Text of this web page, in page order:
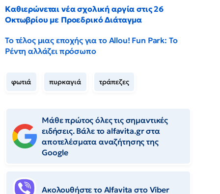
Καθιερώνεται νέα σχολική αργία στις 26
Οκτωβρίου με Προεδρικό Διάταγμα
Το τέλος μιας εποχής για το Allou! Fun Park: Το
Ρέντη αλλάζει πρόσωπο
φωτιά πυρκαγιά τράπεζες
Μάθε πρώτος όλες τις σημαντικές
ειδήσεις. Βάλε το alfavita.gr στα
αποτελέσματα αναζήτησης της
Google
Ακολουθήστε το Αlfavita στο Viber